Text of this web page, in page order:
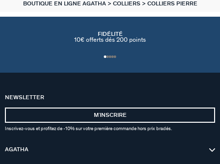
BOUTIQUE EN LIGNE AGATHA COLLIERS COLLIERS PIERRE
FIDÉLITÉ
10€ offerts dés 200 points
NEWSLETTER
MʼINSCRIRE
Inscrivez-vous et profitez de -10% sur votre première commande hors prix bradés.
AGATHA